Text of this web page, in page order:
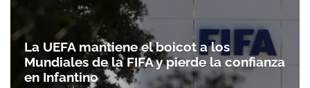
La UEFA mantiene el boicot a los
Mundiales de la FIFA y pierde la confianza
en Infantino